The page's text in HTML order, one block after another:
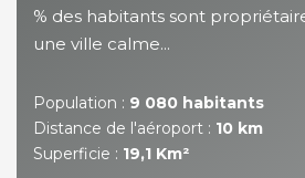
% des habitants sont
une ville calme...
Population : 9 080 habitants
Distance de l'aéroport : 10 km
Superficie : 19,1 Km²